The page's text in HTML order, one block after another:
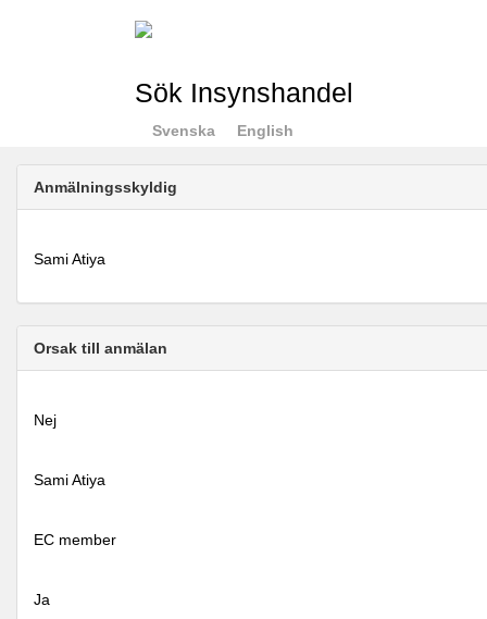
Sök Insynshandel
Svenska English
Anmälningsskyldig
Sami Atiya
Orsak till anmälan
Nej
Sami Atiya
EC member
Ja